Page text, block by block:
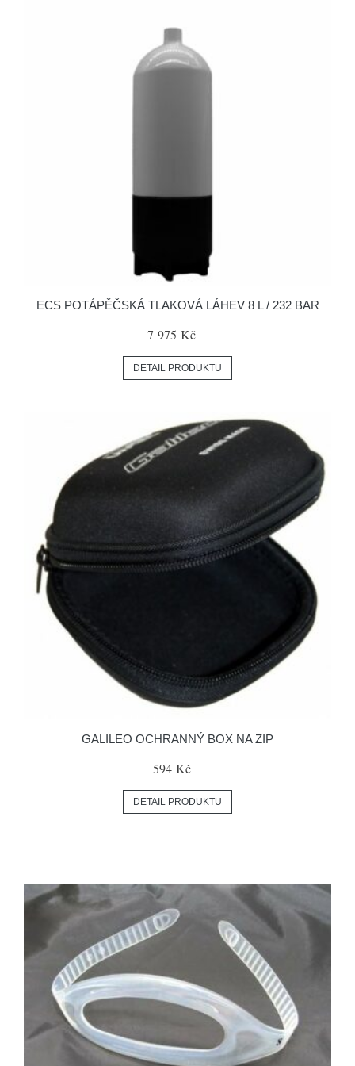
ECS POTÁPĚČSKÁ TLAKOVÁ LÁHEV 8 L / 232 BAR
7 975 Kč
DETAIL PRODUKTU
GALILEO OCHRANNÝ BOX NA ZIP
594 Kč
DETAIL PRODUKTU